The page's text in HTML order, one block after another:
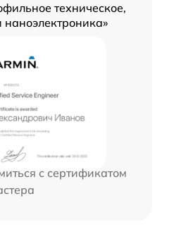
техническое,
наноэлектроника»
с сертификатом